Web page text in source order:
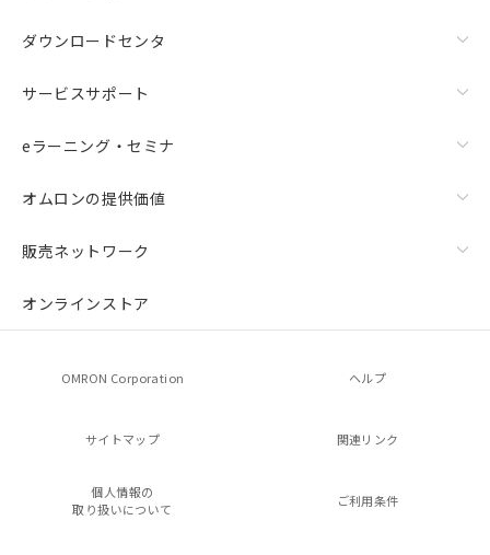
ダウンロードセンタ
サービスサポート
eラーニング・セミナ
オムロンの提供価値
販売ネットワーク
オンラインストア
OMRON Corporation ヘルプ
サイトマップ 関連リンク
個人情報の
取り扱いについて
ご利用条件